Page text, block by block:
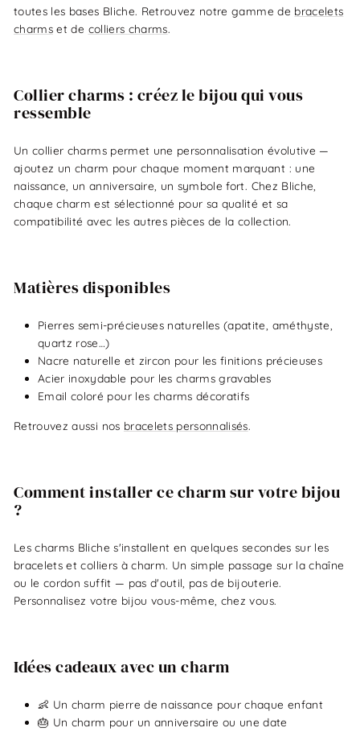
toutes les bases Bliche. Retrouvez notre gamme de bracelets
charms et de colliers charms.
Collier charms : créez le bijou qui vous
ressemble
Un collier charms permet une personnalisation évolutive —
ajoutez un charm pour chaque moment marquant : une
naissance, un anniversaire, un symbole fort. Chez Bliche,
chaque charm est sélectionné pour sa qualité et sa
compatibilité avec les autres pièces de la collection.
Matières disponibles
Pierres semi-précieuses naturelles (apatite, améthyste,
quartz rose…)
Nacre naturelle et zircon pour les finitions précieuses
Acier inoxydable pour les charms gravables
Email coloré pour les charms décoratifs
Retrouvez aussi nos bracelets personnalisés.
Comment installer ce charm sur votre bijou
?
Les charms Bliche s'installent en quelques secondes sur les
bracelets et colliers à charm. Un simple passage sur la chaîne
ou le cordon suffit — pas d'outil, pas de bijouterie.
Personnalisez votre bijou vous-même, chez vous.
Idées cadeaux avec un charm
👶 Un charm pierre de naissance pour chaque enfant
🎂 Un charm pour un anniversaire ou une date